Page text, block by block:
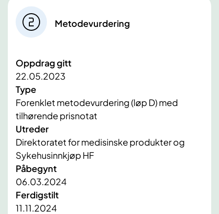
Metodevurdering
Oppdrag gitt
22.05.2023
Type
Forenklet metodevurdering (løp D) med
tilhørende prisnotat
Utreder
Direktoratet for medisinske produkter og
Sykehusinnkjøp HF
Påbegynt
06.03.2024
Ferdigstilt
11.11.2024